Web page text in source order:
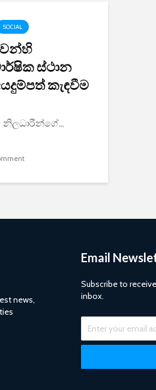
SOCIAL
ස්ථාන
කැඳවීම
news,
Email
Subscribe to
inbox.